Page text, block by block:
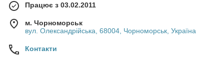
Працює з 03.02.2011
м. Чорноморськ
вул. Олександрійська, 68004, Чорноморськ, Україна
Контакти